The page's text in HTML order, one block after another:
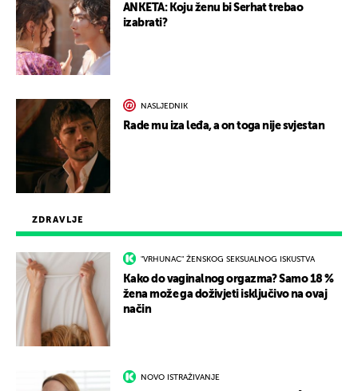
ZDRAVLJE
"VRHUNAC" ŽENSKOG SEKSUALNOG ISKUSTVA
Kako do vaginalnog orgazma? Samo 18 %
žena može ga doživjeti isključivo na ovaj
način
NOVO ISTRAŽIVANJE
ANKETA: Koju ženu bi Serhat trebao
izabrati?
NASLJEDNIK
Rade mu iza leđa, a on toga nije svjestan